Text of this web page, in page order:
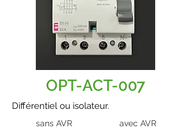
OPT-ACT-007
Différentiel ou isolateur.
sans AVR avec AVR